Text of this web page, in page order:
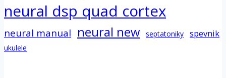
neural dsp quad cortex
neural manual neural new septatoniky spevnik
ukulele